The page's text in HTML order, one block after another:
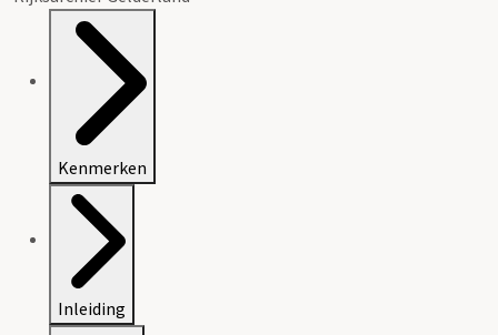
Kenmerken
Inleiding